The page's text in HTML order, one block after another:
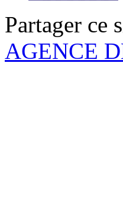
Partager ce
AGENCE